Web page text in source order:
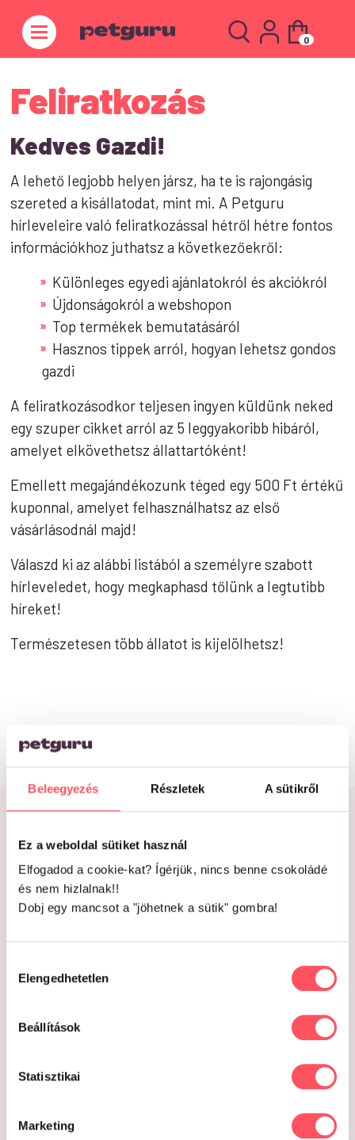
Beleegyezés Részletek A sütikről
Ez a weboldal sütiket használ
Elfogadod a cookie-kat? Ígérjük, nincs benne csokoládé
és nem hizlalnak!!
Dobj egy mancsot a "jöhetnek a sütik" gombra!
kiválasztása
Elengedhetetlen
Beállítások
Statisztikai
Marketing
0
Feliratkozás
Kedves Gazdi!
A lehető legjobb helyen jársz, ha te is rajongásig
szereted a kisállatodat, mint mi. A Petguru
hírleveleire való feliratkozással hétről hétre fontos
információkhoz juthatsz a következőekről:
» Különleges egyedi ajánlatokról és akciókról
» Újdonságokról a webshopon
» Top termékek bemutatásáról
» Hasznos tippek arról, hogyan lehetsz gondos
gazdi
A feliratkozásodkor teljesen ingyen küldünk neked
egy szuper cikket arról az 5 leggyakoribb hibáról,
amelyet elkövethetsz állattartóként!
Emellett megajándékozunk téged egy 500 Ft értékű
kuponnal, amelyet felhasználhatsz az első
vásárlásodnál majd!
Válaszd ki az alábbi listából a személyre szabott
hírleveledet, hogy megkaphasd tőlünk a legtutibb
híreket!
Természetesen több állatot is kijelölhetsz!
KÍNÁLATUNK
Kutyáknak
Macskáknak
Hüllőknek
NÉPSZERŰ MÁRKÁK
Panzi
Carnilove